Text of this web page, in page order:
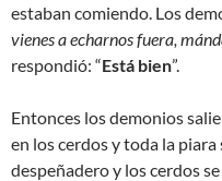
estaban comiendo. Los
vienes a echarnos fuera,
respondió: “Está bien”.
Entonces los demonios
en los cerdos y toda la
despeñadero y los cerdos